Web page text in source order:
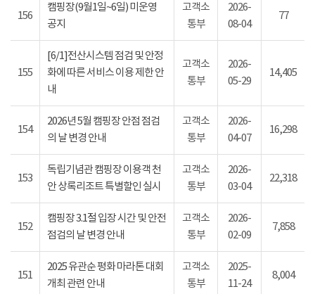
156
캠핑장(9월1일~6일) 미운영
공지
고객소
통부
2026-
08-04
77
155
[6/1]전산시스템 점검 및 안정
화에 따른 서비스 이용 제한 안
내
고객소
통부
2026-
05-29
14,405
154
2026년 5월 캠핑장 안점 점검
의 날 변경 안내
고객소
통부
2026-
04-07
16,298
153
독립기념관 캠핑장 이용객 천
안 상록리조트 특별할인 실시
고객소
통부
2026-
03-04
22,318
152
캠핑장 3.1절 입장 시간 및 안전
점검의 날 변경 안내
고객소
통부
2026-
02-09
7,858
151
2025 유관순 평화 마라톤 대회
개최 관련 안내
고객소
통부
2025-
11-24
8,004